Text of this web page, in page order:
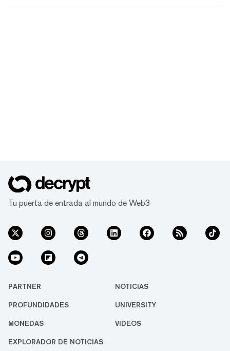
Tu puerta de entrada al mundo de Web3
PARTNER NOTICIAS
PROFUNDIDADES UNIVERSITY
MONEDAS VIDEOS
EXPLORADOR DE NOTICIAS